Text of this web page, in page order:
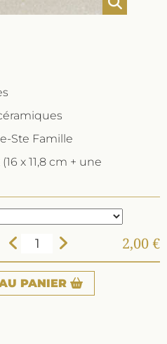
Ste Famille
x 11,8 cm + une
2,00 €
PANIER